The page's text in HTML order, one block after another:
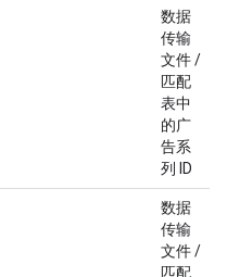
数据
传输
文件 /
匹配
表中
的广
告系
列 ID
数据
传输
文件 /
匹配